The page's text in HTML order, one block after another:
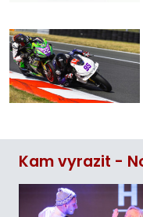
Kam vyrazit -